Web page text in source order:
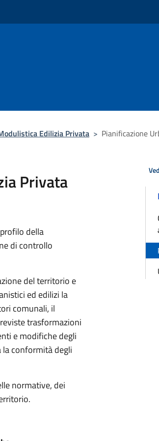
Edilizia Privata > Pianificazione
Privata
della
di controllo
del territorio e
ed edilizi la
comunali, il
trasformazioni
e modifiche degli
la conformità degli
normative, dei